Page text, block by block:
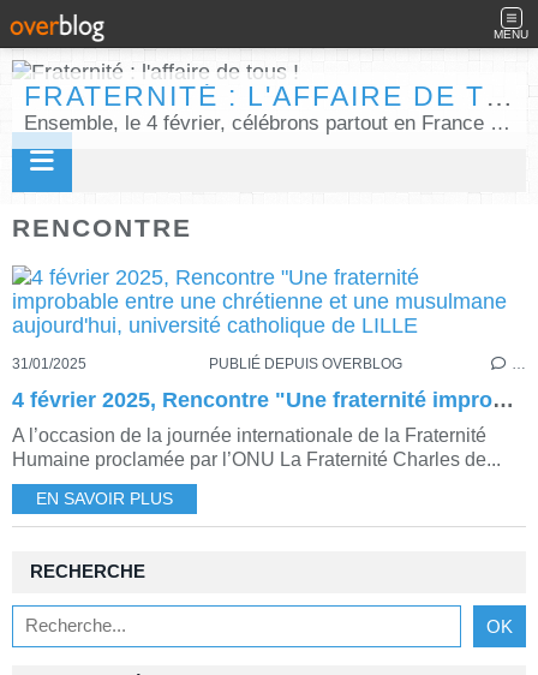
MENU
FRATERNITÉ : L'AFFAIRE DE TOUS !
Ensemble, le 4 février, célébrons partout en France la Journée internationale de la fraternité humaine !
RENCONTRE
31/01/2025 PUBLIÉ DEPUIS OVERBLOG …
4 février 2025, Rencontre "Une fraternité improbable entre une chrétienne et une musulmane aujourd'hui, université catholique de LILLE
A l’occasion de la journée internationale de la Fraternité
Humaine proclamée par l’ONU La Fraternité Charles de...
EN SAVOIR PLUS
RECHERCHE